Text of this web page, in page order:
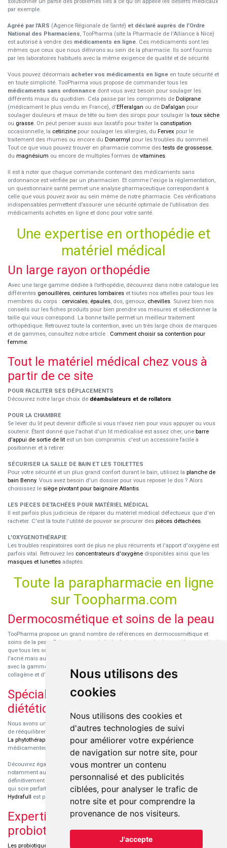
Nous utilisons des
cookies
Nous utilisons des cookies et
d'autres technologies de suivi
pour améliorer votre expérience
de navigation sur notre site, pour
vous montrer un contenu
personnalisé et des publicités
ciblées, pour analyser le trafic de
notre site et pour comprendre la
provenance de nos visiteurs.
J'accepte
par exemple.
Agréé par l'ARS (Agence Régionale de Santé) et déclaré auprès de l’Ordre
National des Pharmaciens, TooPharma (site la Pharmacie de l'Alliance à Nice)
est autorisé à vendre des médicaments en ligne. Ces médicaments sont les
mêmes que ceux que nous délivrons au sein de la pharmacie. Ils sont fournis
par les laboratoires habituels avec la même exigence de qualité et de sécurité.
Vous pouvez désormais acheter vos médicaments en ligne en toute sécurité et
en toute simplicité. TooPharma vous propose de commander tous les
médicaments sans ordonnance dont vous avez besoin pour soulager les
différents maux du quotidien. Cela passe par les comprimés de Doliprane
(médicament le plus vendu en France), d'Efferalgan ou de Dafalgan pour
soulager douleurs et maux de tête ou bien des sirops pour soulager latoux sèche
ou grasse. On peut penser aussi aux laxatifs pour traiter la constipation
occasionnelle, la cetirizine pour soulager les allergies, du Fervex pour le
traitement des rhumes ou encore du Donormyl pour les troubles du sommeil.
Tout ce que vous pouvez trouver en pharmacie comme destests de grossesse,
du magnésium ou encore de multiples formes de vitamines.
Il est à noter que chaque commande contenant des médicaments sans
ordonnance est vérifiée par un pharmacien. Et comme l'exige la réglementation,
un questionnaire santé permet une analyse pharmaceutique correspondant à
celle que vous pouvez avoir au sein même de notre pharmacie. Ces vérifications
indispensables permettent d’assurer une sécurité optimale de l’utilisation des
médicaments achetés en ligne et donc pour votre santé.
Une expertise en orthopédie et
matériel médical
Un large rayon orthopédie
Avec une large gamme dédiée à l’orthopédie, découvrez dans notre catalogue les
différentes genouillères, ceintures lombaires et toutes nos attelles pour tous les
membres du corps : cervicales, épaules, dos, genoux, chevilles. Suivez bien nos
conseils sur les fiches produits pour bien prendre vos mesures et sélectionner la
taille qui vous correspond. La bonne taille permet un meilleur traitement
orthopédique. Retrouvez toute la contention, avec un très large choix de marques
et de gammes, consultez notre article : Comment choisir sa contention pour
femme.
Tout le matériel médical chez vous à
partir de ce site
POUR FACILITER SES DÉPLACEMENTS
Découvrez notre large choix de déambulateurs et de rollators.
POUR LA CHAMBRE
Se lever du lit peut devenir difficile si vous n'avez rien pour vous appuyer ou vous
soutenir. Étant donné que l'achat d'un lit médicalisé est assez cher, une barre
d'appui de sortie de lit est un bon compromis. c'est un accessoire facile à
positionner et à retirer.
SÉCURISER LA SALLE DE BAIN ET LES TOILETTES
Pour votre sécurité et un plus grand confort durant le bain, utilisez la planche de
bain Benny. Vous avez besoin d'un dossier pour vous reposer le dos ? Alors
choisissez le siège pivotant pour baignoire Atlantis.
LES PIECES DETACHÉES POUR MATÉRIEL MÉDICAL
Il est parfois plus judicieux de réparer du matériel médical défectueux que d'en
racheter. C'est là toute l'utilité de pouvoir se procurer des pièces détachées.
L'OXYGENOTHÉRAPIE
Les troubles respiratoires sont de plus ne plus récurrents et l'apport d'oxygène est
parfois vital. Retrouvez les concentrateurs d'oxygène disponibles ainsi que les
masques et lunettes adaptés.
Toute la parapharmacie en ligne
sur Toopharma.com
Dermocosmétique et soins de la peau
TooPharma propose un grand nombre de références en dermocosmétique et
soins de la peau. Retrouvez les produits hydratants pour le visage et le corps ainsi
que tous les soins pour peaux sensibles ou à tendance atopique, les soins pour
l'acné mais aussi des démaquillants. Découvrez nos nouvelles références SVR
avec la gamme anti-âge pour les peaux encore jeunes
collagène et d'acide hyaluronique.
Spécialisation en micronutrition et
diététique
Nous avons un engouement particulier pour la micronutrition qui permet souvent
de rééquilibrer des carences ou d'améliorer des troubles métaboliques mineurs.
La phytothérapie
l'aromathérapiesont souvent complémentaires de traitements
médicamenteux lorsqu'ils sont bien conseillés.
Découvrez également les protéines et les produits de nutrition sportive,
notamment au sein de la gamme française
Eric Favre
. Cette gamme est
définitivement axée sur le choix qualitatif des ingrédients et sur une formulation
qui scie parfaitement aux besoins de chaque sportif. La gamme hydratation
Hydrafull est pensée pour une hydratation maximale.
Expertise dans le domaine des
probiotiques
Les probiotiques font parti des découvertes médicales majeures dans l'arsenal